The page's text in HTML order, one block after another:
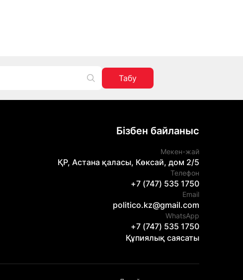
Табу
Бізбен байланыс
Мекен-жай
ҚР, Астана қаласы, Көксай, дом 2/5
Телефон
+7 (747) 535 1750
Email
politico.kz@gmail.com
WhatsApp
+7 (747) 535 1750
Құпиялық саясаты